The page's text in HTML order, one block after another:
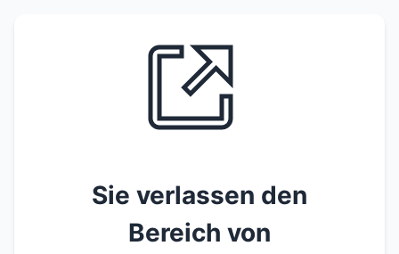
Sie verlassen den
Bereich von